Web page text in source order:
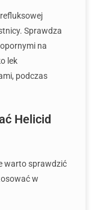
Sprawdza
na
lek
podczas
Helicid
warto sprawdzić
w